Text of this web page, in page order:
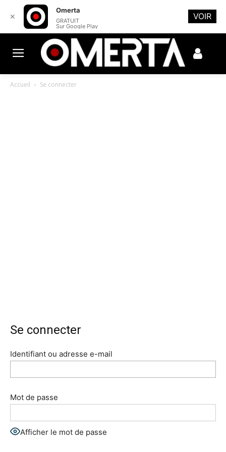
Accueil Se connecter
Se connecter
Identifiant ou adresse e-mail
Mot de passe
Afficher le mot de passe
✕
Omerta
GRATUIT
Sur Google Play
VOIR